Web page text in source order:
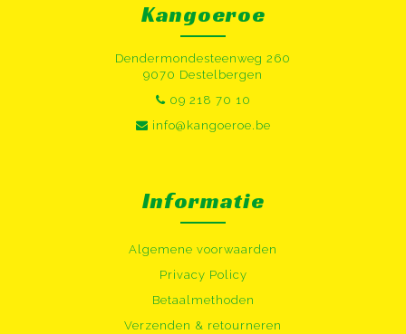
Kangoeroe
Dendermondesteenweg 260
9070 Destelbergen
09 218 70 10
info@kangoeroe.be
Informatie
Algemene voorwaarden
Privacy Policy
Betaalmethoden
Verzenden & retourneren